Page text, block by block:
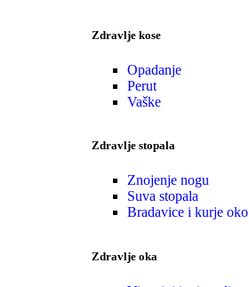
Zdravlje kose
Opadanje
Perut
Vaške
Zdravlje stopala
Znojenje nogu
Suva stopala
Bradavice i kurje oko
Zdravlje oka